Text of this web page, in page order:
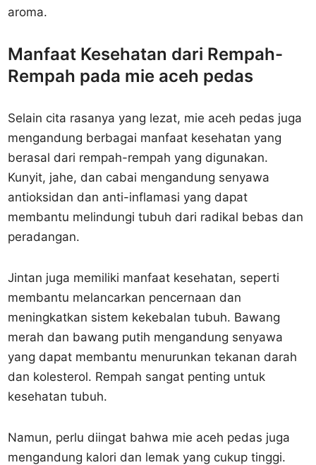
aroma.
Manfaat Kesehatan dari Rempah-
Rempah pada mie aceh pedas
Selain cita rasanya yang lezat, mie aceh pedas juga
mengandung berbagai manfaat kesehatan yang
berasal dari rempah-rempah yang digunakan.
Kunyit, jahe, dan cabai mengandung senyawa
antioksidan dan anti-inflamasi yang dapat
membantu melindungi tubuh dari radikal bebas dan
peradangan.
Jintan juga memiliki manfaat kesehatan, seperti
membantu melancarkan pencernaan dan
meningkatkan sistem kekebalan tubuh. Bawang
merah dan bawang putih mengandung senyawa
yang dapat membantu menurunkan tekanan darah
dan kolesterol. Rempah sangat penting untuk
kesehatan tubuh.
Namun, perlu diingat bahwa mie aceh pedas juga
mengandung kalori dan lemak yang cukup tinggi.